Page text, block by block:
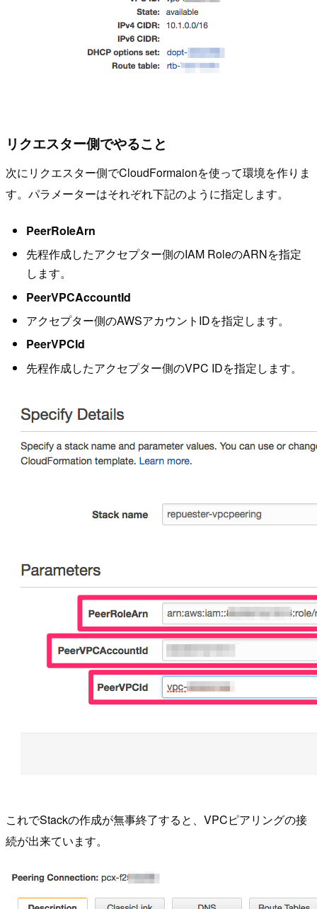
リクエスター側でやること
次にリクエスター側でCloudFormaionを使って環境を作りま
す。パラメーターはそれぞれ下記のように指定します。
PeerRoleArn
先程作成したアクセプター側のIAM RoleのARNを指定
します。
PeerVPCAccountId
アクセプター側のAWSアカウントIDを指定します。
PeerVPCId
先程作成したアクセプター側のVPC IDを指定します。
これでStackの作成が無事終了すると、VPCピアリングの接
続が出来ています。